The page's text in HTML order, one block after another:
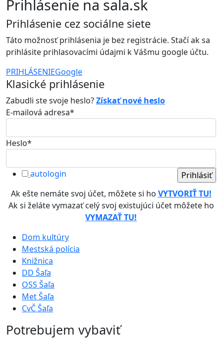
Prihlásenie na sala.sk
Prihlásenie cez sociálne siete
Táto možnosť prihlásenia je bez registrácie. Stačí ak sa
prihlásite prihlasovacími údajmi k Vášmu google účtu.
PRIHLÁSENIEGoogle
Klasické prihlásenie
Zabudli ste svoje heslo?Získať nové heslo
E-mailová adresa*
Heslo*
autologin
Ak ešte nemáte svoj účet, môžete si ho VYTVORIŤ TU!
Ak si želáte vymazať celý svoj existujúci účet môžete ho
VYMAZAŤ TU!
Dom kultúry
Mestská polícia
Knižnica
DD Šaľa
OSS Šaľa
Met Šaľa
CvČ Šaľa
Potrebujem vybaviť